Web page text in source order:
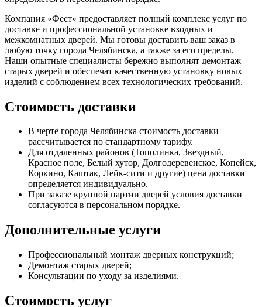
Компания «Фест» предоставляет полный комплекс услуг по
доставке и профессиональной установке входных и
межкомнатных дверей. Мы готовы доставить ваш заказ в
любую точку города Челябинска, а также за его пределы.
Наши опытные специалисты бережно выполнят демонтаж
старых дверей и обеспечат качественную установку новых
изделий с соблюдением всех технологических требований.
Стоимость доставки
В черте города Челябинска стоимость доставки
рассчитывается по стандартному тарифу.
Для отдаленных районов (Тополинка, Звездный,
Красное поле, Белый хутор, Долгодеревенское, Копейск,
Коркино, Каштак, Лейк-сити и другие) цена доставки
определяется индивидуально.
При заказе крупной партии дверей условия доставки
согласуются в персональном порядке.
Дополнительные услуги
Профессиональный монтаж дверных конструкций;
Демонтаж старых дверей;
Консультации по уходу за изделиями.
Стоимость услуг